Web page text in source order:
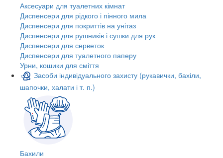
Аксесуари для туалетних кімнат
Диспенсери для рідкого і пінного мила
Диспенсери для покриттів на унітаз
Диспенсери для рушників і сушки для рук
Диспенсери для серветок
Диспенсери для туалетного паперу
Урни, кошики для сміття
Засоби індивідуального захисту (рукавички, бахіли,
шапочки, халати і т. п.)
Бахили